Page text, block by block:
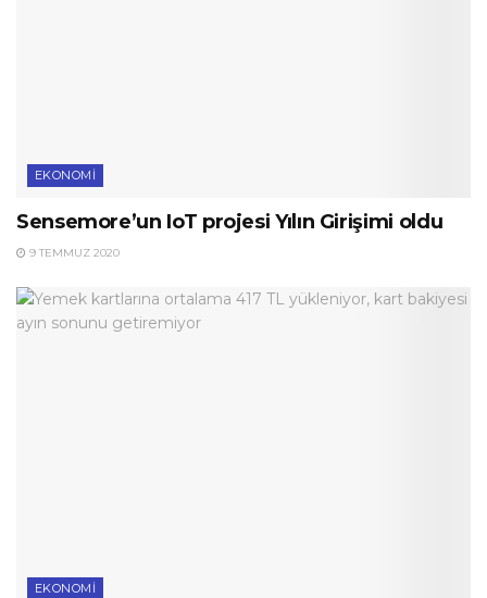
EKONOMI
Sensemore’un IoT projesi Yılın Girişimi oldu
9 TEMMUZ 2020
EKONOMI